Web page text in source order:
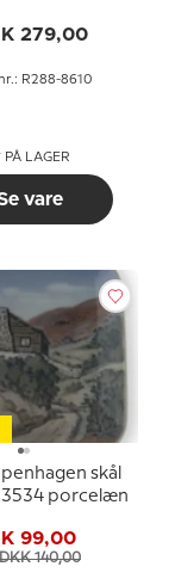
279,00
R288-8610
PÅ LAGER
vare
skål
3534 porcelæn
99,00
140,00